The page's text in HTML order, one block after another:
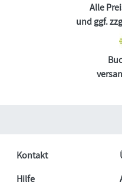
Alle
und ggf.
Kontakt
Hilfe